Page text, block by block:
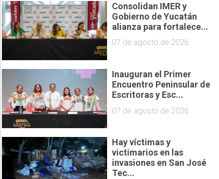
Consolidan IMER y
Gobierno de Yucatán
alianza para fortalece...
07 de agosto de 2026
Inauguran el Primer
Encuentro Peninsular de
Escritoras y Esc...
07 de agosto de 2026
Hay víctimas y
victimarios en las
invasiones en San José
Tec...